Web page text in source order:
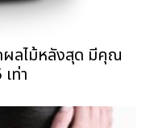
ลไม้หลังสุด มีคุณ
ท่า